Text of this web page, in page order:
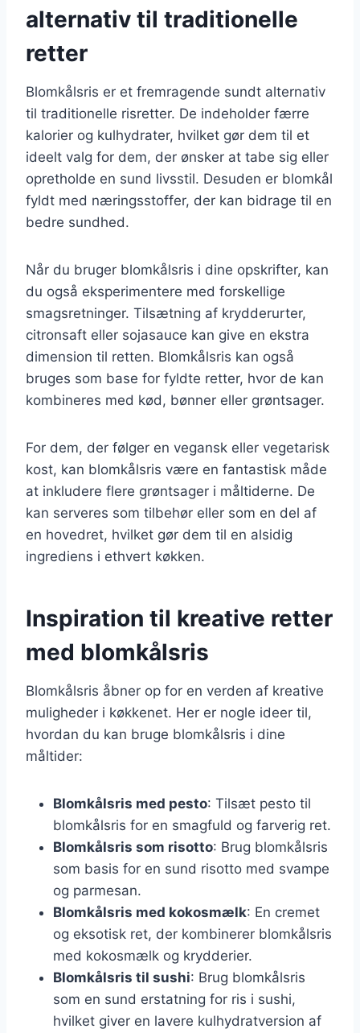
alternativ til traditionelle
retter
Blomkålsris er et fremragende sundt alternativ
til traditionelle risretter. De indeholder færre
kalorier og kulhydrater, hvilket gør dem til et
ideelt valg for dem, der ønsker at tabe sig eller
opretholde en sund livsstil. Desuden er blomkål
fyldt med næringsstoffer, der kan bidrage til en
bedre sundhed.
Når du bruger blomkålsris i dine opskrifter, kan
du også eksperimentere med forskellige
smagsretninger. Tilsætning af krydderurter,
citronsaft eller sojasauce kan give en ekstra
dimension til retten. Blomkålsris kan også
bruges som base for fyldte retter, hvor de kan
kombineres med kød, bønner eller grøntsager.
For dem, der følger en vegansk eller vegetarisk
kost, kan blomkålsris være en fantastisk måde
at inkludere flere grøntsager i måltiderne. De
kan serveres som tilbehør eller som en del af
en hovedret, hvilket gør dem til en alsidig
ingrediens i ethvert køkken.
Inspiration til kreative retter
med blomkålsris
Blomkålsris åbner op for en verden af kreative
muligheder i køkkenet. Her er nogle ideer til,
hvordan du kan bruge blomkålsris i dine
måltider:
Blomkålsris med pesto: Tilsæt pesto til
blomkålsris for en smagfuld og farverig ret.
Blomkålsris som risotto: Brug blomkålsris
som basis for en sund risotto med svampe
og parmesan.
Blomkålsris med kokosmælk: En cremet
og eksotisk ret, der kombinerer blomkålsris
med kokosmælk og krydderier.
Blomkålsris til sushi: Brug blomkålsris
som en sund erstatning for ris i sushi,
hvilket giver en lavere kulhydratversion af